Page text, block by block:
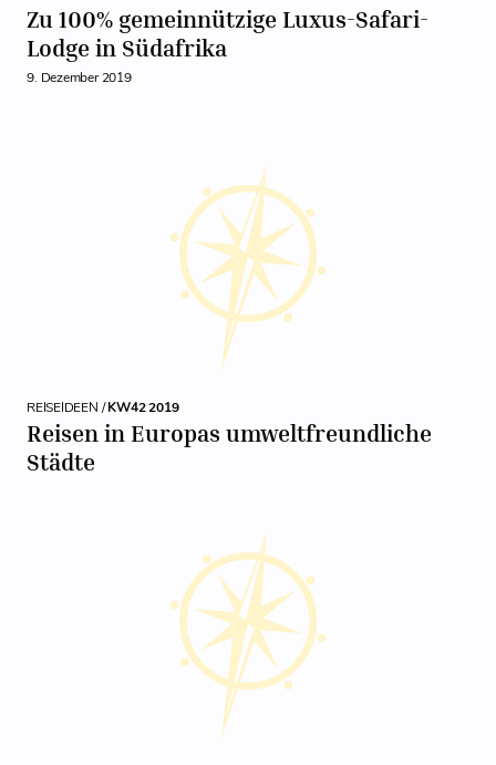
Zu 100% gemeinnützige Luxus-Safari-
Lodge in Südafrika
9. Dezember 2019
REISEIDEEN /KW42 2019
Reisen in Europas umweltfreundliche
Städte